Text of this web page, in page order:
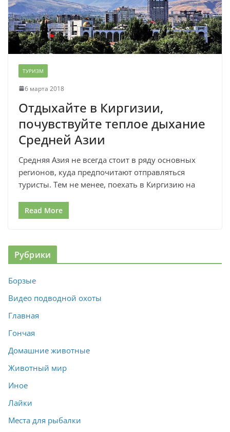
ТУРИЗМ
6 марта 2018
Отдыхайте в Киргизии,
почувствуйте теплое дыхание
Средней Азии
Средняя Азия не всегда стоит в ряду основных
регионов, куда предпочитают отправляться
туристы. Тем не менее, поехать в Киргизию на
Read More
Рубрики
Борзые
Видео подводной охоты
Главная
Гончая
Домашние животные
Животный мир
Иное
Лайки
Места для рыбалки